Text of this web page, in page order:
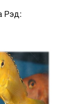
Рэд: